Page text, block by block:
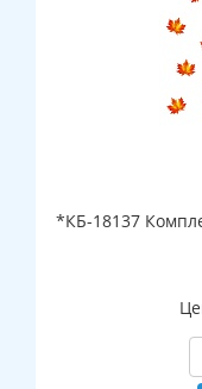
*КБ-18137